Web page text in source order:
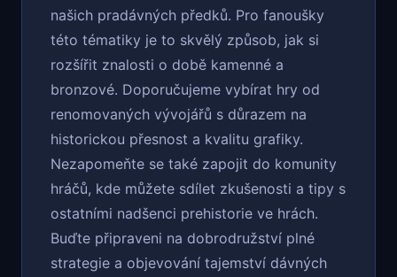
našich pradávných předků. Pro fanoušky
této tématiky je to skvělý způsob, jak si
rozšířit znalosti o době kamenné a
bronzové. Doporučujeme vybírat hry od
renomovaných vývojářů s důrazem na
historickou přesnost a kvalitu grafiky.
Nezapomeňte se také zapojit do komunity
hráčů, kde můžete sdílet zkušenosti a tipy s
ostatními nadšenci prehistorie ve hrách.
Buďte připraveni na dobrodružství plné
strategie a objevování tajemství dávných